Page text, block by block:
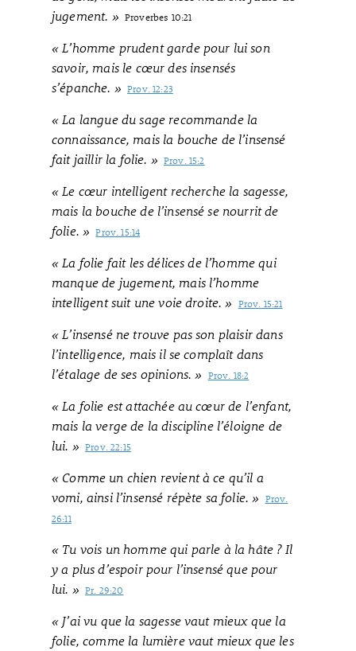
jugement. » Proverbes 10:21
« L’homme prudent garde pour lui son
savoir, mais le cœur des insensés
s’épanche. » Prov. 12:23
« La langue du sage recommande la
connaissance, mais la bouche de l’insensé
fait jaillir la folie. » Prov. 15:2
« Le cœur intelligent recherche la sagesse,
mais la bouche de l’insensé se nourrit de
folie. » Prov. 15:14
« La folie fait les délices de l’homme qui
manque de jugement, mais l’homme
intelligent suit une voie droite. » Prov. 15:21
« L’insensé ne trouve pas son plaisir dans
l’intelligence, mais il se complaît dans
l’étalage de ses opinions. » Prov. 18:2
« La folie est attachée au cœur de l’enfant,
mais la verge de la discipline l’éloigne de
lui. » Prov. 22:15
« Comme un chien revient à ce qu’il a
vomi, ainsi l’insensé répète sa folie. » Prov.
26:11
« Tu vois un homme qui parle à la hâte ? Il
y a plus d’espoir pour l’insensé que pour
lui. » Pr. 29:20
« J’ai vu que la sagesse vaut mieux que la
folie, comme la lumière vaut mieux que les